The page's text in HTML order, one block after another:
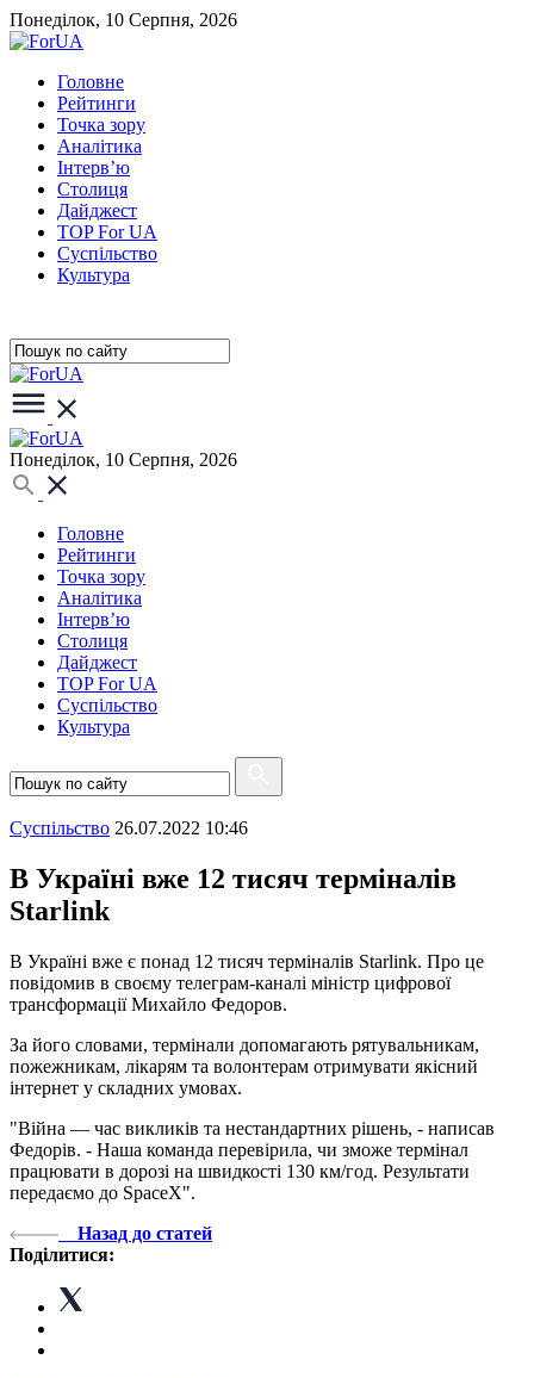
Понеділок, 10 Серпня, 2026
Головне
Рейтинги
Точка зору
Аналітика
Інтерв’ю
Столиця
Дайджест
TOP For UA
Суспiльство
Культура
Понеділок, 10 Серпня, 2026
Головне
Рейтинги
Точка зору
Аналітика
Інтерв’ю
Столиця
Дайджест
TOP For UA
Суспiльство
Культура
Суспiльство 26.07.2022 10:46
В Україні вже 12 тисяч терміналів
Starlink
В Україні вже є понад 12 тисяч терміналів Starlink. Про це
повідомив в своєму телеграм-каналі міністр цифрової
трансформації Михайло Федоров.
За його словами, термінали допомагають рятувальникам,
пожежникам, лікарям та волонтерам отримувати якісний
інтернет у складних умовах.
"Війна — час викликів та нестандартних рішень, - написав
Федорів. - Наша команда перевірила, чи зможе термінал
працювати в дорозі на швидкості 130 км/год. Результати
передаємо до SpaceX".
Назад до статей
Поділитися: